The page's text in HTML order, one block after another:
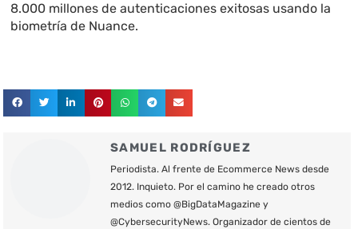
8.000 millones de autenticaciones exitosas usando la
biometría de Nuance.
SAMUEL RODRÍGUEZ
Periodista. Al frente de Ecommerce News desde
2012. Inquieto. Por el camino he creado otros
medios como @BigDataMagazine y
@CybersecurityNews. Organizador de cientos de